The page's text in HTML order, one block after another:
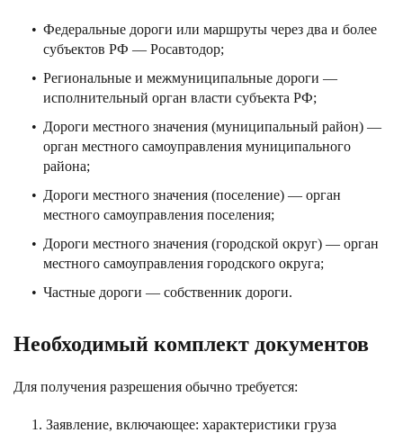
Федеральные дороги или маршруты через два и более
субъектов РФ — Росавтодор;
Региональные и межмуниципальные дороги —
исполнительный орган власти субъекта РФ;
Дороги местного значения (муниципальный район) —
орган местного самоуправления муниципального
района;
Дороги местного значения (поселение) — орган
местного самоуправления поселения;
Дороги местного значения (городской округ) — орган
местного самоуправления городского округа;
Частные дороги — собственник дороги.
Необходимый комплект документов
Для получения разрешения обычно требуется:
Заявление, включающее: характеристики груза